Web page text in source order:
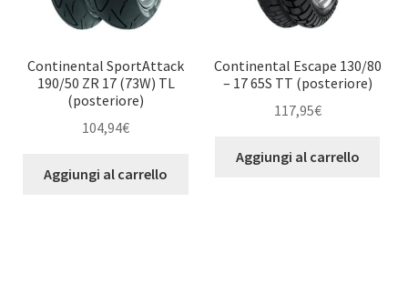
Continental SportAttack
190/50 ZR 17 (73W) TL
(posteriore)
104,94€
Aggiungi al carrello
Continental Escape 130/80
– 17 65S TT (posteriore)
117,95€
Aggiungi al carrello